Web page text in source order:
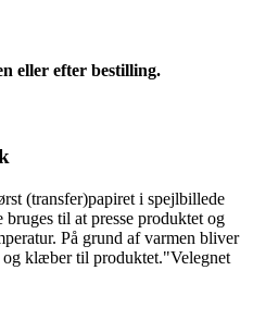
eller efter bestilling.
(transfer)papiret i spejlbillede
til at presse produktet og
På grund af varmen bliver
klæber til produktet."Velegnet